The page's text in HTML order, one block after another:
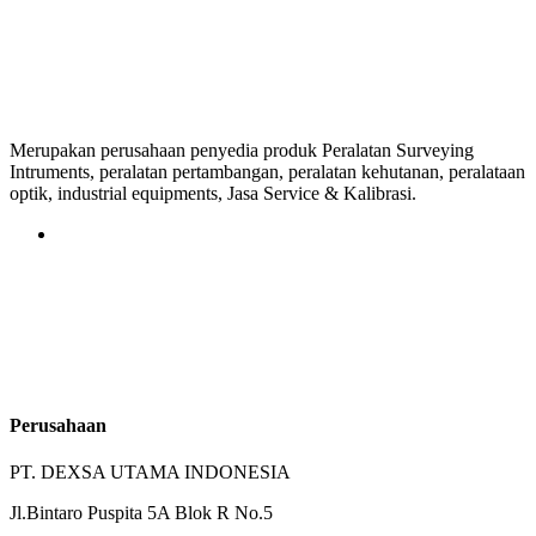
Merupakan perusahaan penyedia produk Peralatan Surveying
Intruments, peralatan pertambangan, peralatan kehutanan, peralataan
optik, industrial equipments, Jasa Service & Kalibrasi.
Perusahaan
PT. DEXSA UTAMA INDONESIA
Jl.Bintaro Puspita 5A Blok R No.5